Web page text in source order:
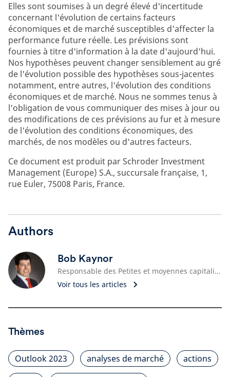
Elles sont soumises à un degré élevé d'incertitude
concernant l'évolution de certains facteurs
économiques et de marché susceptibles d'affecter la
performance future réelle. Les prévisions sont
fournies à titre d'information à la date d'aujourd'hui.
Nos hypothèses peuvent changer sensiblement au gré
de l'évolution possible des hypothèses sous-jacentes
notamment, entre autres, l'évolution des conditions
économiques et de marché. Nous ne sommes tenus à
l'obligation de vous communiquer des mises à jour ou
des modifications de ces prévisions au fur et à mesure
de l'évolution des conditions économiques, des
marchés, de nos modèles ou d'autres facteurs.
Ce document est produit par Schroder Investment
Management (Europe) S.A., succursale française, 1,
rue Euler, 75008 Paris, France.
Authors
Bob Kaynor
Responsable des Petites et moyennes capitalisations américaines
Voir tous les articles
Thèmes
Outlook 2023 analyses de marché
actions